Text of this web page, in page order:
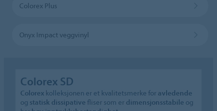
Colorex Plus
Onyx Impact veggvinyl
Colorex SD
Colorex kolleksjonen er et kvalitetsmerke for avledende
og statisk dissipative fliser som er dimensjonsstabile og